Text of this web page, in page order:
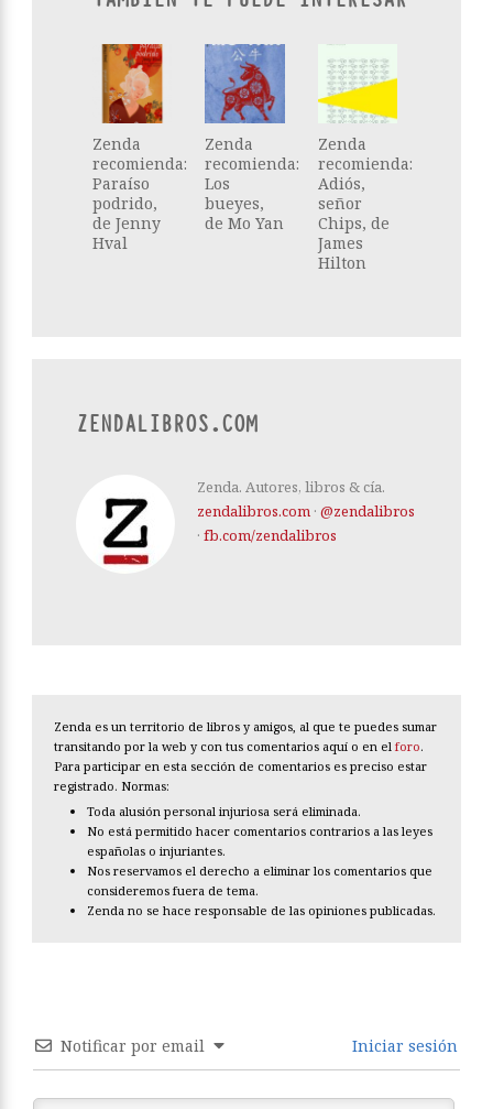
Zenda
recomienda:
Paraíso
podrido,
de Jenny
Hval
Zenda
recomienda:
Los
bueyes,
de Mo Yan
Zenda
recomienda:
Adiós,
señor
Chips, de
James
Hilton
ZENDALIBROS.COM
Zenda. Autores, libros & cía.
zendalibros.com · @zendalibros
· fb.com/zendalibros
Zenda es un territorio de libros y amigos, al que te puedes sumar
transitando por la web y con tus comentarios aquí o en el foro.
Para participar en esta sección de comentarios es preciso estar
registrado. Normas:
Toda alusión personal injuriosa será eliminada.
No está permitido hacer comentarios contrarios a las leyes
españolas o injuriantes.
Nos reservamos el derecho a eliminar los comentarios que
consideremos fuera de tema.
Zenda no se hace responsable de las opiniones publicadas.
Notificar por email Iniciar sesión